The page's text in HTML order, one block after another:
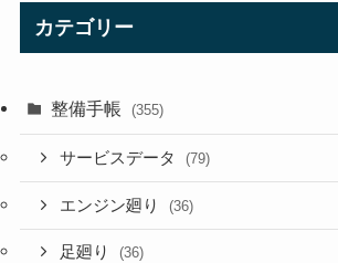
カテゴリー
整備手帳 (355)
サービスデータ (79)
エンジン廻り (36)
足廻り (36)